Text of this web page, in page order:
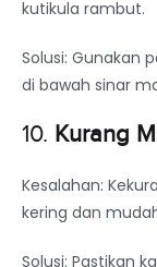
kutikula rambut.
Solusi: Gunakan
di bawah sinar
10. Kurang
Kesalahan:
kering dan
Solusi: Pastikan